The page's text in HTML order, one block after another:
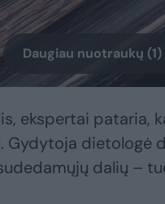
Daugiau nuotraukų (1)
ekspertai pataria,
Gydytoja dietologė
dalių –